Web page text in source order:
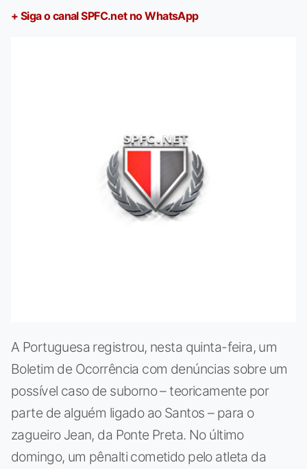
+ Siga o canal SPFC.net no WhatsApp
A Portuguesa registrou, nesta quinta-feira, um
Boletim de Ocorrência com denúncias sobre um
possível caso de suborno – teoricamente por
parte de alguém ligado ao Santos – para o
zagueiro Jean, da Ponte Preta. No último
domingo, um pênalti cometido pelo atleta da